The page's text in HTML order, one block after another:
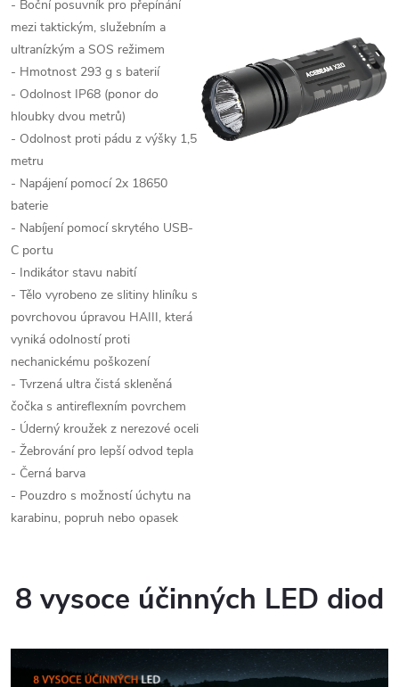
- Boční posuvník pro přepínání
mezi taktickým, služebním a
ultranízkým a SOS režimem
- Hmotnost 293 g s baterií
- Odolnost IP68 (ponor do
hloubky dvou metrů)
- Odolnost proti pádu z výšky 1,5
metru
- Napájení pomocí 2x 18650
baterie
- Nabíjení pomocí skrytého USB-
C portu
- Indikátor stavu nabití
- Tělo vyrobeno ze slitiny hliníku s
povrchovou úpravou HAIII, která
vyniká odolností proti
nechanickému poškození
- Tvrzená ultra čistá skleněná
čočka s antireflexním povrchem
- Úderný kroužek z nerezové oceli
- Žebrování pro lepší odvod tepla
- Černá barva
- Pouzdro s možností úchytu na
karabinu, popruh nebo opasek
8 vysoce účinných LED diod